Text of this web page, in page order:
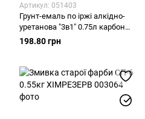
Артикул: 051403
Грунт-емаль по іржі алкідно-
уретанова "3в1" 0.75л карбон
413 Ролакс
198.80 грн